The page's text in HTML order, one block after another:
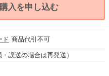
入を申し込む
ド 商品代引不可
誤送の場合は再発送）